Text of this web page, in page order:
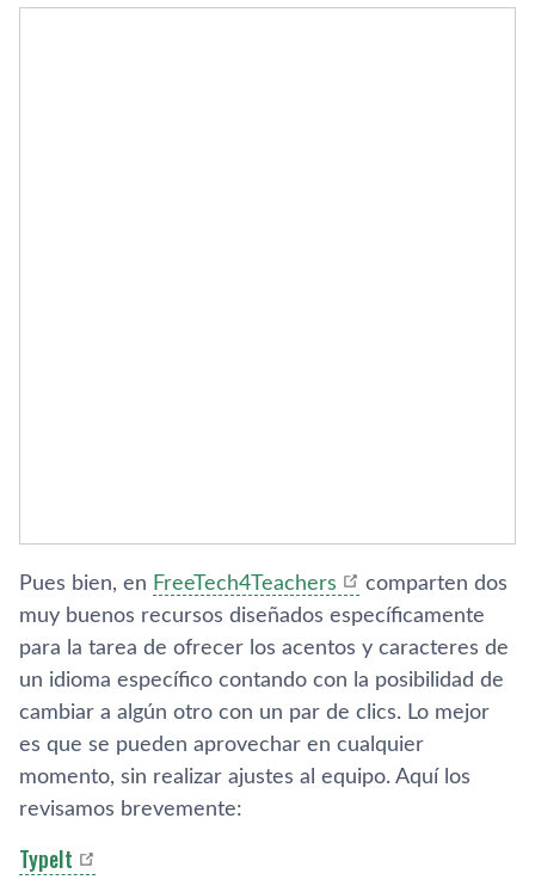
Pues bien, en FreeTech4Teachers
comparten dos
muy buenos recursos diseñados especí­ficamente
para la tarea de ofrecer los acentos y caracteres de
un idioma especí­fico contando con la posibilidad de
cambiar a algún otro con un par de clics. Lo mejor
es que se pueden aprovechar en cualquier
momento, sin realizar ajustes al equipo. Aquí­ los
revisamos brevemente:
TypeIt